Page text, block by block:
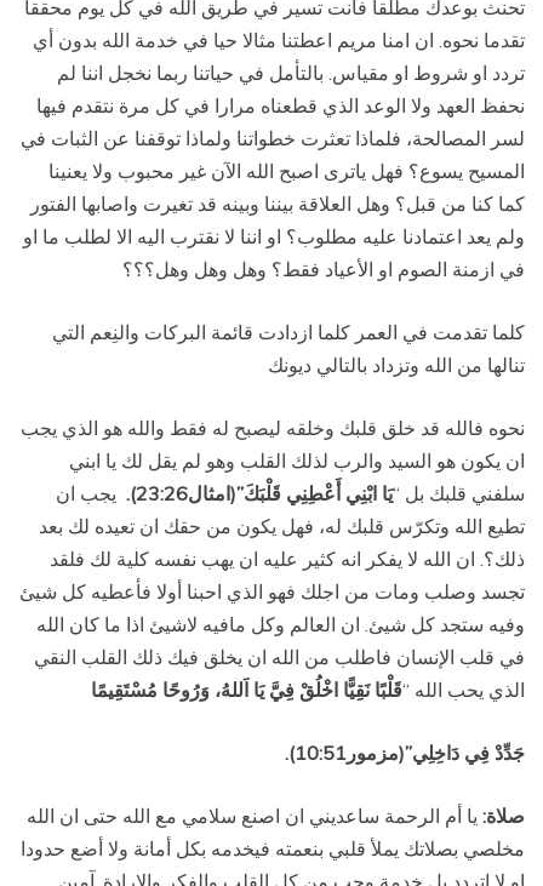
تحنث بوعدك مطلقا فأنت تسير في طريق الله في كل يوم محققا
تقدما نحوه. ان امنا مريم اعطتنا مثالا حيا في خدمة الله بدون أي
تردد او شروط او مقياس. بالتأمل في حياتنا ربما نخجل اننا لم
نحفظ العهد ولا الوعد الذي قطعناه مرارا في كل مرة نتقدم فيها
لسر المصالحة، فلماذا تعثرت خطواتنا ولماذا توقفنا عن الثبات في
المسيح يسوع؟ فهل ياترى اصبح الله الآن غير محبوب ولا يعنينا
كما كنا من قبل؟ وهل العلاقة بيننا وبينه قد تغيرت واصابها الفتور
ولم يعد اعتمادنا عليه مطلوب؟ او اننا لا نقترب اليه الا لطلب ما او
في ازمنة الصوم او الأعياد فقط؟ وهل وهل وهل؟؟؟
كلما تقدمت في العمر كلما ازدادت قائمة البركات والنِعم التي
تنالها من الله وتزداد بالتالي ديونك
نحوه فالله قد خلق قلبك وخلقه ليصبح له فقط والله هو الذي يجب
ان يكون هو السيد والرب لذلك القلب وهو لم يقل لك يا ابني
سلفني قلبك بل “يَا ابْنِي أَعْطِنِي قَلْبَكَ”(امثال23:26).
يجب ان
تطيع الله وتكرّس قلبك له، فهل يكون من حقك ان تعيده لك بعد
ذلك؟. ان الله لا يفكر انه كثير عليه ان يهب نفسه كلية لك فلقد
تجسد وصلب ومات من اجلك فهو الذي احبنا أولا فأعطيه كل شيئ
وفيه ستجد كل شيئ. ان العالم وكل مافيه لاشيئ اذا ما كان الله
في قلب الإنسان فاطلب من الله ان يخلق فيك ذلك القلب النقي
الذي يحب الله “قَلْبًا نَقِيًّا اخْلُقْ فِيَّ يَا اَللهُ، وَرُوحًا مُسْتَقِيمًا
جَدِّدْ فِي دَاخِلِي”(مزمور10:51).
صلاة: يا أم الرحمة ساعديني ان اصنع سلامي مع الله حتى ان الله
مخلصي بصلاتك يملأ قلبي بنعمته فيخدمه بكل أمانة ولا أضع حدودا